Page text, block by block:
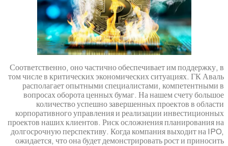
Соответственно, оно частично
том числе в критических экономических
располагает опытными специалистами,
вопросах оборота ценных бумаг. На
количество успешно завершенных
корпоративного управления и
проектов наших клиентов. Риск осложнения
долгосрочную перспективу. Когда
ожидается, что она будет демонстрировать